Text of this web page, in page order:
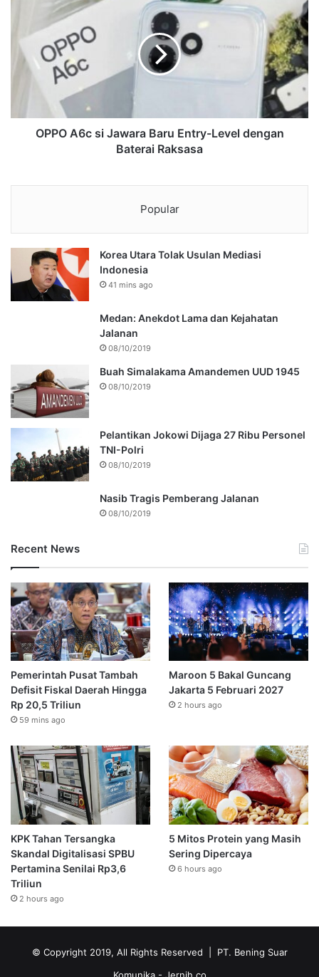
OPPO A6c si Jawara Baru Entry-Level dengan
Baterai Raksasa
Popular
Korea Utara Tolak Usulan Mediasi
Indonesia
41 mins ago
Medan: Anekdot Lama dan Kejahatan
Jalanan
08/10/2019
Buah Simalakama Amandemen UUD 1945
08/10/2019
Pelantikan Jokowi Dijaga 27 Ribu Personel
TNI-Polri
08/10/2019
Nasib Tragis Pemberang Jalanan
08/10/2019
Recent News
Pemerintah Pusat Tambah
Defisit Fiskal Daerah Hingga
Rp 20,5 Triliun
59 mins ago
Maroon 5 Bakal Guncang
Jakarta 5 Februari 2027
2 hours ago
KPK Tahan Tersangka
Skandal Digitalisasi SPBU
Pertamina Senilai Rp3,6
Triliun
2 hours ago
5 Mitos Protein yang Masih
Sering Dipercaya
6 hours ago
© Copyright 2019, All Rights Reserved | PT. Bening Suar